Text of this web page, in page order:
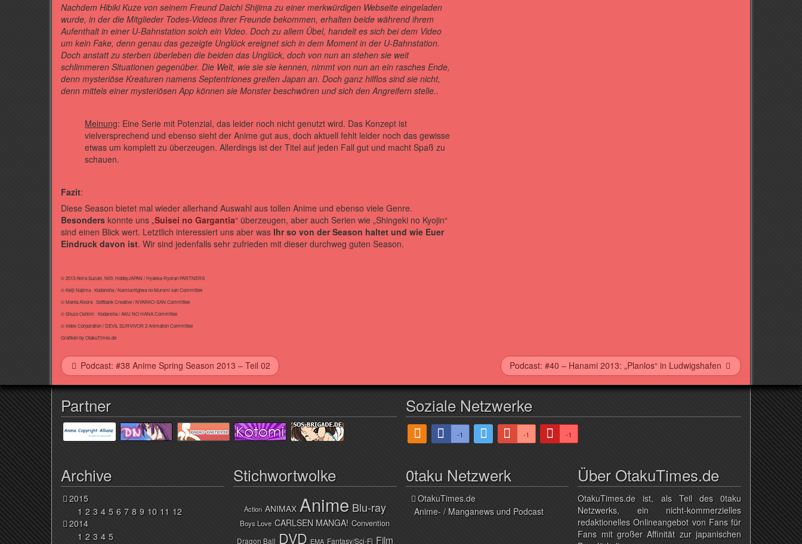
Nachdem Hibiki Kuze von seinem Freund Daichi Shijima zu einer merkwürdigen Webseite eingeladen
wurde, in der die Mitglieder Todes-Videos ihrer Freunde bekommen, erhalten beide während ihrem
Aufenthalt in einer U-Bahnstation solch ein Video. Doch zu allem Übel, handelt es sich bei dem Video
um kein Fake, denn genau das gezeigte Unglück ereignet sich in dem Moment in der U-Bahnstation.
Doch anstatt zu sterben überleben die beiden das Unglück, doch von nun an stehen sie weit
schlimmeren Situationen gegenüber. Die Welt, wie sie sie kennen, nimmt von nun an ein rasches Ende,
denn mysteriöse Kreaturen namens Septentriones greifen Japan an. Doch ganz hilflos sind sie nicht,
denn mittels einer mysteriösen App können sie Monster beschwören und sich den Angreifern stelle..
Meinung: Eine Serie mit Potenzial, das leider noch nicht genutzt wird. Das Konzept ist
vielversprechend und ebenso sieht der Anime gut aus, doch aktuell fehlt leider noch das gewisse
etwas um komplett zu überzeugen. Allerdings ist der Titel auf jeden Fall gut und macht Spaß zu
schauen.
Fazit:
Diese Season bietet mal wieder allerhand Auswahl aus tollen Anime und ebenso viele Genre.
Besonders konnte uns „Suisei no Gargantia“ überzeugen, aber auch Serien wie „Shingeki no Kyojin“
sind einen Blick wert. Letztlich interessiert uns aber was Ihr so von der Season haltet und wie Euer
Eindruck davon ist. Wir sind jedenfalls sehr zufrieden mit dieser durchweg guten Season.
© 2013 Akira Suzuki, NiΘ, HobbyJAPAN / Hyakka-Ryoran PARTNERS
© Keiji Najima · Kodansha / Namiuchigiwa no Muromi san Committee
© Manta Aisora · Softbank Creative / NYARKO-SAN Committee
© Shuzo Oshimi · Kodansha / AKU NO HANA Committee
© Index Corporation / DEVIL SURVIVOR 2 Animation Committee
Grafiken by OtakuTimes.de
Podcast: #38 Anime Spring Season 2013 – Teil 02 Podcast: #40 – Hanami 2013: „Planlos“ in Ludwigshafen
Partner Soziale Netzwerke
-1 -1 -1
Archive
2015
1 2 3 4 5 6 7 8 9 10 11 12
2014
1 2 3 4 5
Stichwortwolke
Action ANIMAX Anime Blu-ray
Boys Love CARLSEN MANGA! Convention
Dragon Ball DVD EMA Fantasy/Sci-Fi Film
0taku Netzwerk
OtakuTimes.de
Anime- / Manganews und Podcast
Über OtakuTimes.de
OtakuTimes.de ist, als Teil des 0taku
Netzwerks, ein nicht-kommerzielles
redaktionelles Onlineangebot von Fans für
Fans mit großer Affinität zur japanischen